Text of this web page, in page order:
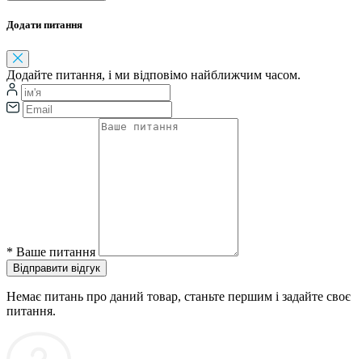
Додати питання
Додайте питання, і ми відповімо найближчим часом.
* Ваше питання
Відправити відгук
Немає питань про даний товар, станьте першим і задайте своє
питання.